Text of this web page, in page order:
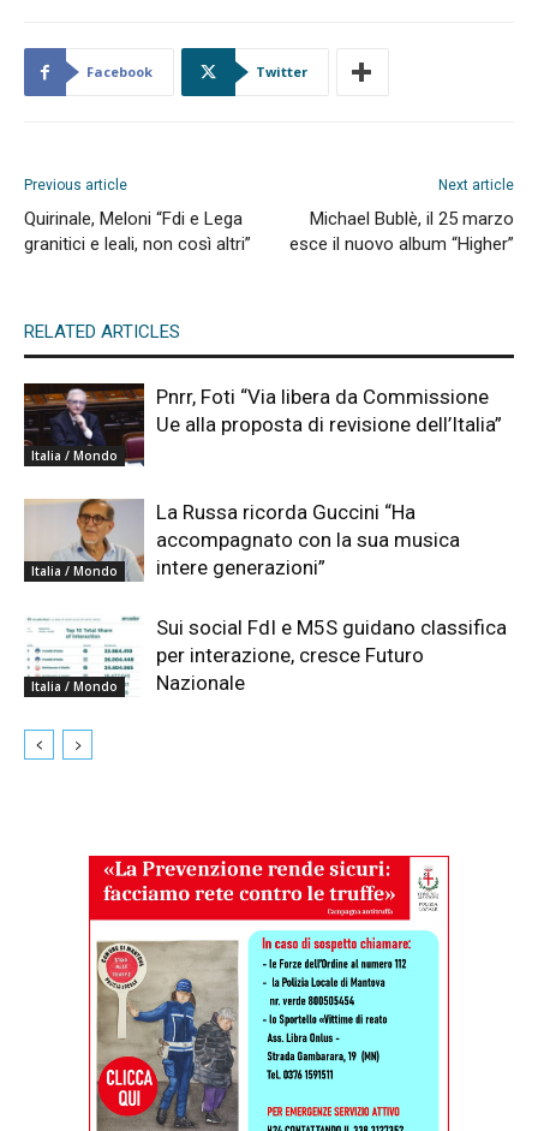
Facebook Twitter
Previous article
Quirinale, Meloni “Fdi e Lega
granitici e leali, non così altri”
Next article
Michael Bublè, il 25 marzo
esce il nuovo album “Higher”
RELATED ARTICLES
Italia / Mondo
Pnrr, Foti “Via libera da Commissione
Ue alla proposta di revisione dell’Italia”
Italia / Mondo
La Russa ricorda Guccini “Ha
accompagnato con la sua musica
intere generazioni”
Italia / Mondo
Sui social FdI e M5S guidano classifica
per interazione, cresce Futuro
Nazionale